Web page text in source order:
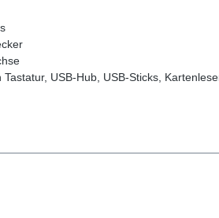
USB-Hub, USB-Sticks,